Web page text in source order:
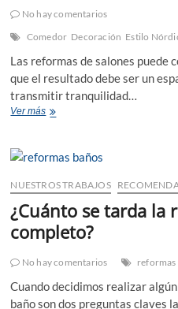
No hay comentarios
Comedor Decoración Estilo
Las reformas de salones puede
que el resultado debe ser un
transmitir tranquilidad…
Ver másIdeas
reformas
salones
NUESTROS TRABAJOS
¿Cuánto se tarda la
completo?
No hay comentarios reformas
Cuando decidimos realizar
baño son dos preguntas claves